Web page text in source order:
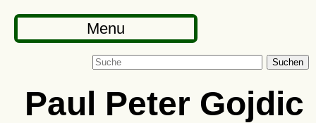
Menu
Suchen
Paul Peter Gojdic